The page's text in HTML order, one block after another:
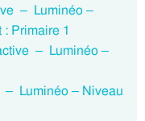
– Luminéo –
Primaire 1
– Luminéo –
– Luminéo – Niveau